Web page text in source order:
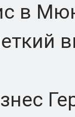
в